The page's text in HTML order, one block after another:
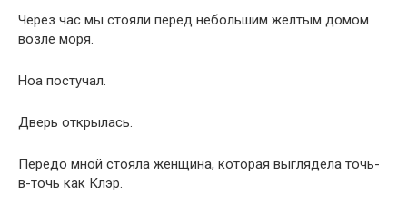
Через час мы стояли перед небольшим жёлтым домом
возле моря.
Ноа постучал.
Дверь открылась.
Передо мной стояла женщина, которая выглядела точь-
в-точь как Клэр.